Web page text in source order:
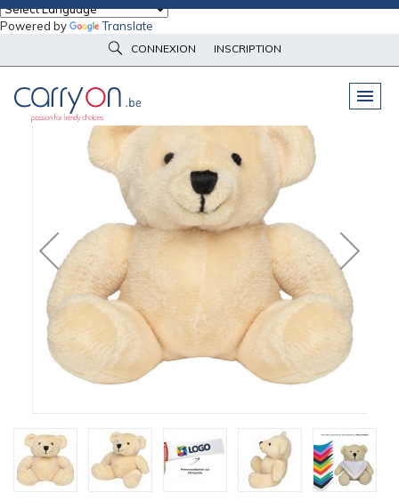
Powered by Translate
CONNEXION INSCRIPTION
PELUCHES & GOODIES
VÊTEMENTS DE TRAVAIL
& HIGH-TECH
& BAGAGERIE
VÊTEMENTSD’IMAGE
VÊTEMENTSD'IMAGE
LINGE DE MAISON
NOUVEAUTÉS
CARRYON
L'ENTREPRISE
SERVICES
Peluches & Goodies Peluches Peluche ours MBW